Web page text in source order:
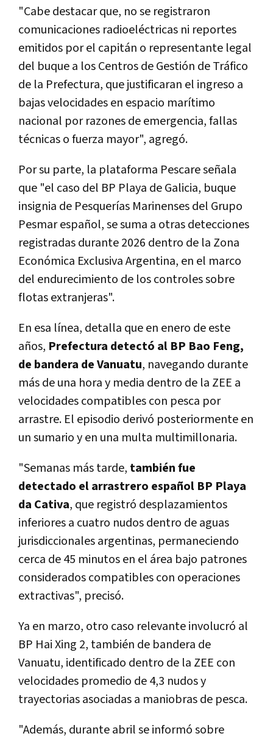
"Cabe destacar que, no se registraron
comunicaciones radioeléctricas ni reportes
emitidos por el capitán o representante legal
del buque a los Centros de Gestión de Tráfico
de la Prefectura, que justificaran el ingreso a
bajas velocidades en espacio marítimo
nacional por razones de emergencia, fallas
técnicas o fuerza mayor", agregó.
Por su parte, la plataforma Pescare señala
que "el caso del BP Playa de Galicia, buque
insignia de Pesquerías Marinenses del Grupo
Pesmar español, se suma a otras detecciones
registradas durante 2026 dentro de la Zona
Económica Exclusiva Argentina, en el marco
del endurecimiento de los controles sobre
flotas extranjeras".
En esa línea, detalla que en enero de este
años, Prefectura detectó al BP Bao Feng,
de bandera de Vanuatu, navegando durante
más de una hora y media dentro de la ZEE a
velocidades compatibles con pesca por
arrastre. El episodio derivó posteriormente en
un sumario y en una multa multimillonaria.
"Semanas más tarde, también fue
detectado el arrastrero español BP Playa
da Cativa, que registró desplazamientos
inferiores a cuatro nudos dentro de aguas
jurisdiccionales argentinas, permaneciendo
cerca de 45 minutos en el área bajo patrones
considerados compatibles con operaciones
extractivas", precisó.
Ya en marzo, otro caso relevante involucró al
BP Hai Xing 2, también de bandera de
Vanuatu, identificado dentro de la ZEE con
velocidades promedio de 4,3 nudos y
trayectorias asociadas a maniobras de pesca.
"Además, durante abril se informó sobre